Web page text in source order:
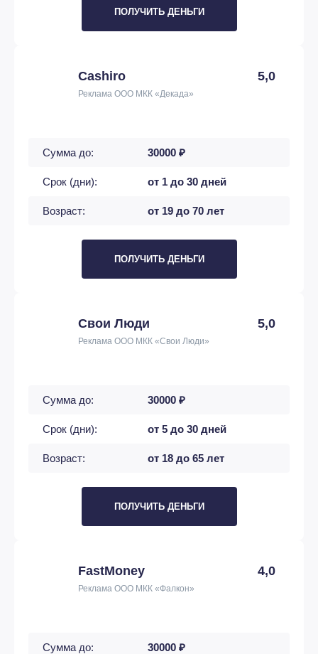
ПОЛУЧИТЬ ДЕНЬГИ
Cashiro 5,0
Реклама ООО МКК «Декада»
Сумма до: 30000 ₽
Срок (дни): от 1 до 30 дней
Возраст: от 19 до 70 лет
ПОЛУЧИТЬ ДЕНЬГИ
Свои Люди 5,0
Реклама ООО МКК «Свои Люди»
Сумма до: 30000 ₽
Срок (дни): от 5 до 30 дней
Возраст: от 18 до 65 лет
ПОЛУЧИТЬ ДЕНЬГИ
FastMoney 4,0
Реклама ООО МКК «Фалкон»
Сумма до: 30000 ₽